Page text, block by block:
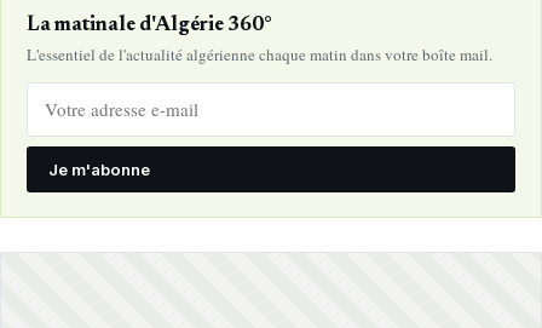
La matinale d'Algérie 360°
L'essentiel de l'actualité algérienne chaque matin dans votre boîte mail.
Je m'abonne